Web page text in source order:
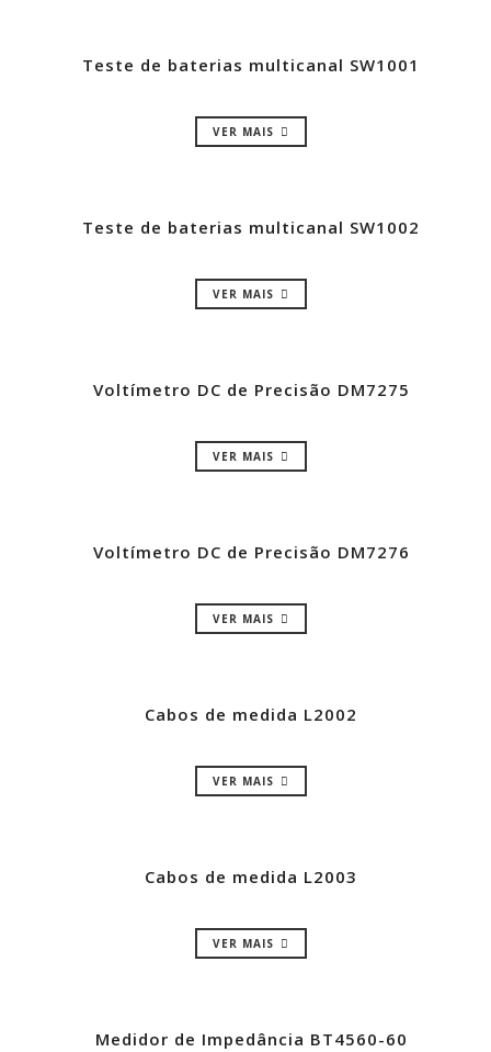
Teste de baterias multicanal SW1001
VER MAIS
Teste de baterias multicanal SW1002
VER MAIS
Voltímetro DC de Precisão DM7275
VER MAIS
Voltímetro DC de Precisão DM7276
VER MAIS
Cabos de medida L2002
VER MAIS
Cabos de medida L2003
VER MAIS
Medidor de Impedância BT4560-60